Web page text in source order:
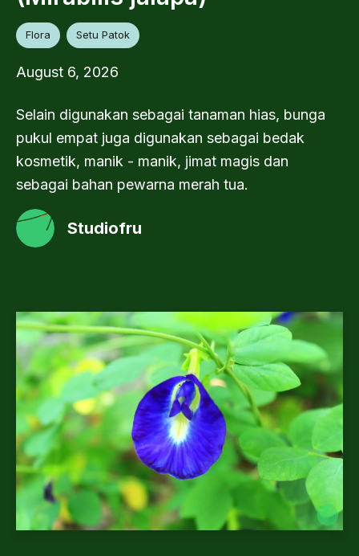
Flora Setu Patok
August 6, 2026
Selain digunakan sebagai tanaman hias, bunga
pukul empat juga digunakan sebagai bedak
kosmetik, manik - manik, jimat magis dan
sebagai bahan pewarna merah tua.
Studiofru